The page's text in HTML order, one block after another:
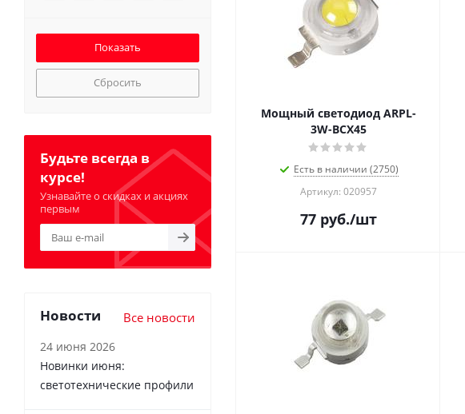
Мощный светодиод ARPL-
3W-BCX45
Есть в наличии (2750)
Артикул: 020957
77руб./шт
Сбросить
Будьте всегда в
курсе!
Узнавайте о скидках и акциях
первым
Новости Все новости
24 июня 2026
Новинки июня:
светотехнические профили